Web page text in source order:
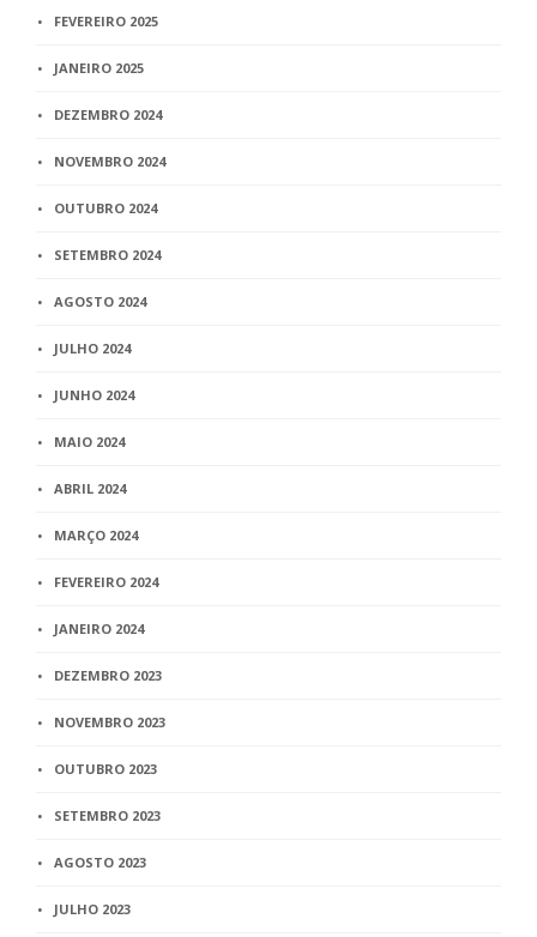
FEVEREIRO 2025
JANEIRO 2025
DEZEMBRO 2024
NOVEMBRO 2024
OUTUBRO 2024
SETEMBRO 2024
AGOSTO 2024
JULHO 2024
JUNHO 2024
MAIO 2024
ABRIL 2024
MARÇO 2024
FEVEREIRO 2024
JANEIRO 2024
DEZEMBRO 2023
NOVEMBRO 2023
OUTUBRO 2023
SETEMBRO 2023
AGOSTO 2023
JULHO 2023